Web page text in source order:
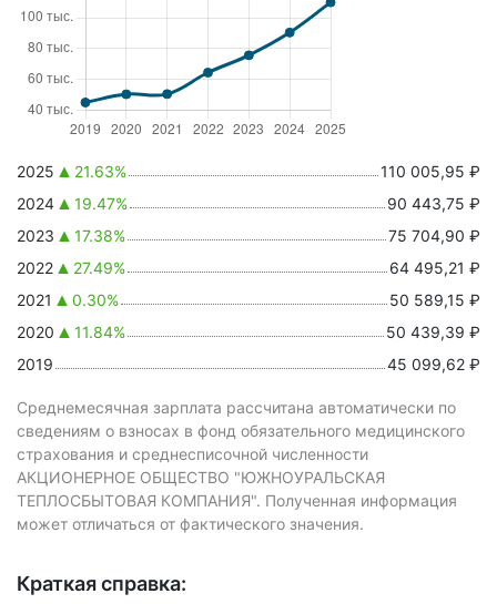
2025 21.63%
110 005,95 ₽
2024
19.47%
90 443,75 ₽
2023
17.38%
75 704,90 ₽
2022
27.49%
64 495,21 ₽
2021
0.30%
50 589,15 ₽
2020
11.84%
50 439,39 ₽
2019
45 099,62 ₽
Среднемесячная зарплата рассчитана автоматически по
сведениям о взносах в фонд обязательного медицинского
страхования и среднесписочной численности
АКЦИОНЕРНОЕ ОБЩЕСТВО "ЮЖНОУРАЛЬСКАЯ
ТЕПЛОСБЫТОВАЯ КОМПАНИЯ". Полученная информация
может отличаться от фактического значения.
Краткая справка: